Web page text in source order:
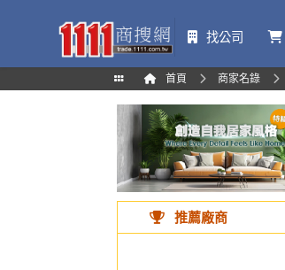
找公司
首頁 商家名錄
推薦廠商